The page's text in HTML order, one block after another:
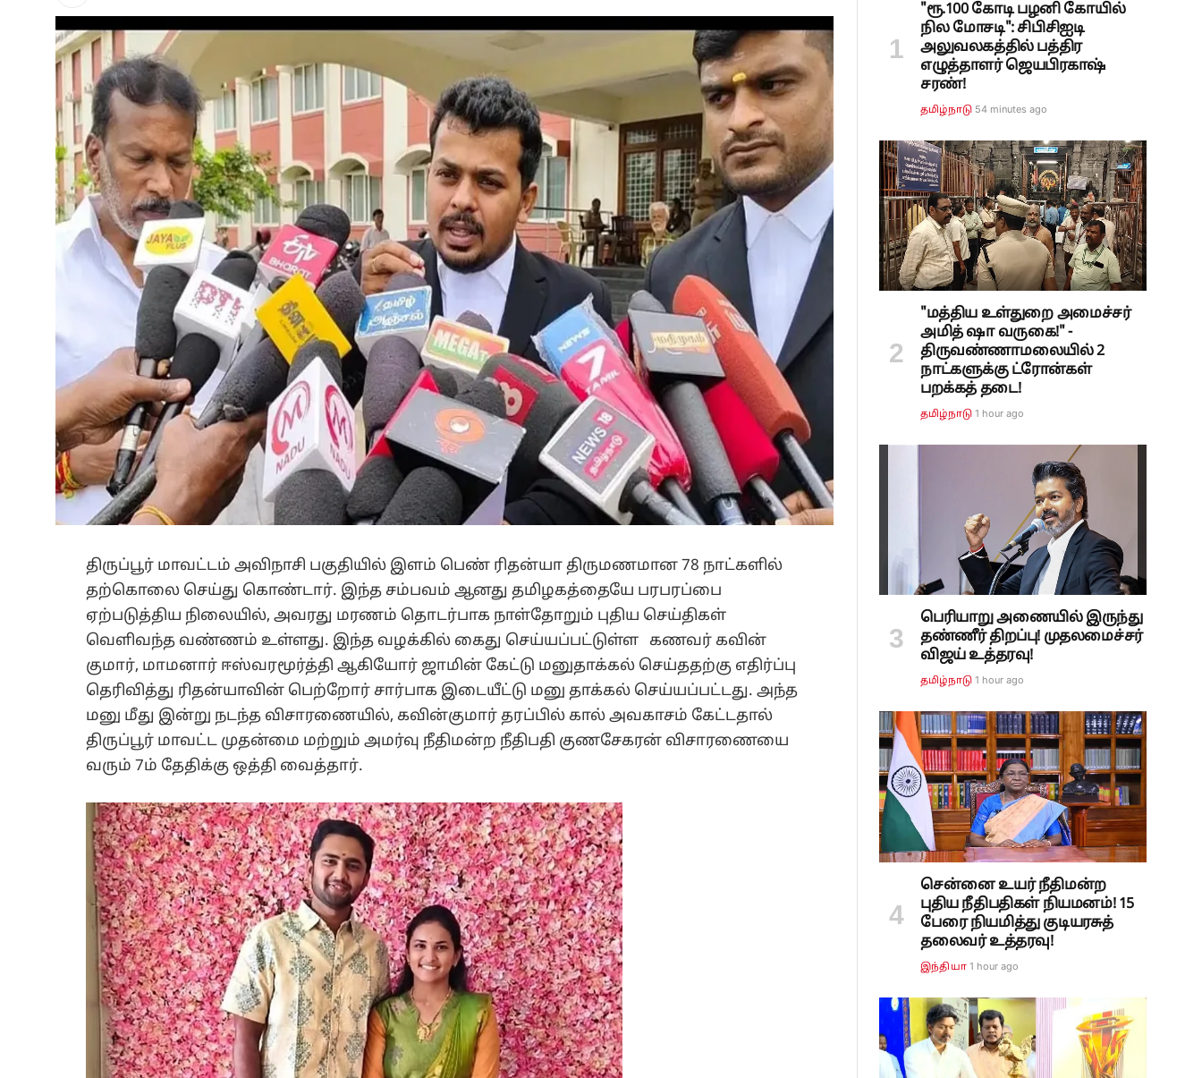
திருப்பூர் மாவட்டம் அவிநாசி பகுதியில் இளம் பெண் ரிதன்யா திருமணமான 78 நாட்களில்
தற்கொலை செய்து கொண்டார். இந்த சம்பவம் ஆனது தமிழகத்தையே பரபரப்பை
ஏற்படுத்திய நிலையில், அவரது மரணம் தொடர்பாக நாள்தோறும் புதிய செய்திகள்
வெளிவந்த வண்ணம் உள்ளது. இந்த வழக்கில் கைது செய்யப்பட்டுள்ள கணவர் கவின்
குமார், மாமனார் ஈஸ்வரமூர்த்தி ஆகியோர் ஜாமின் கேட்டு மனுதாக்கல் செய்ததற்கு எதிர்ப்பு
தெரிவித்து ரிதன்யாவின் பெற்றோர் சார்பாக இடையீட்டு மனு தாக்கல் செய்யப்பட்டது. அந்த
மனு மீது இன்று நடந்த விசாரணையில், கவின்குமார் தரப்பில் கால் அவகாசம் கேட்டதால்
திருப்பூர் மாவட்ட முதன்மை மற்றும் அமர்வு நீதிமன்ற நீதிபதி குணசேகரன் விசாரணையை
வரும் 7ம் தேதிக்கு ஒத்தி வைத்தார்.
"ரூ.100 கோடி பழனி கோயில்
நில மோசடி": சிபிசிஐடி
அலுவலகத்தில் பத்திர
எழுத்தாளர் ஜெயபிரகாஷ்
சரண்!
தமிழ்நாடு 54 minutes ago
"மத்திய உள்துறை அமைச்சர்
அமித் ஷா வருகை!" -
திருவண்ணாமலையில் 2
நாட்களுக்கு ட்ரோன்கள்
பறக்கத் தடை!
தமிழ்நாடு 1 hour ago
பெரியாறு அணையில் இருந்து
தண்ணீர் திறப்பு! முதலமைச்சர்
விஜய் உத்தரவு!
தமிழ்நாடு 1 hour ago
சென்னை உயர் நீதிமன்ற
புதிய நீதிபதிகள் நியமனம்! 15
பேரை நியமித்து குடியரசுத்
தலைவர் உத்தரவு!
இந்தியா 1 hour ago